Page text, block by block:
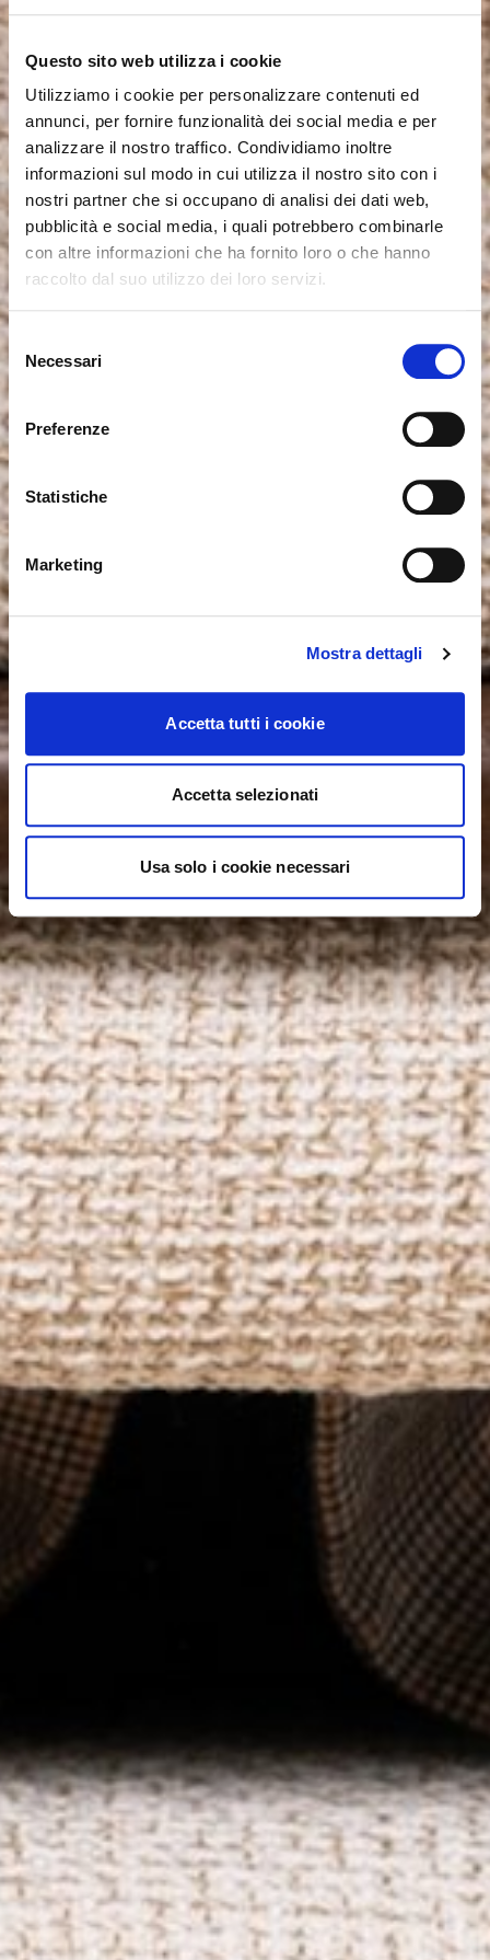
Questo sito web utilizza i cookie
Utilizziamo i cookie per personalizzare contenuti ed
annunci, per fornire funzionalità dei social media e per
analizzare il nostro traffico. Condividiamo inoltre
informazioni sul modo in cui utilizza il nostro sito con i
nostri partner che si occupano di analisi dei dati web,
pubblicità e social media, i quali potrebbero combinarle
con altre informazioni che ha fornito loro o che hanno
raccolto dal suo utilizzo dei loro servizi.
Selezione
del
consenso
Necessari
Preferenze
Statistiche
Marketing
Mostra dettagli
Accetta tutti i cookie
Accetta selezionati
Usa solo i cookie necessari
Seems like you’re browsing from Close
United Kingdom. Would you like to switch to the site in
Invalid username or password. Remember that the
password is case-sensitive. Please try again.